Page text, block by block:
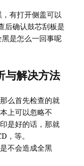
有打开侧盖可以
后确认鼓芯刮板是
是怎么一回事呢
与解决方法
么首先检查的就
上可以忽略不
是好的话，那就
，等。
不会造成全黑